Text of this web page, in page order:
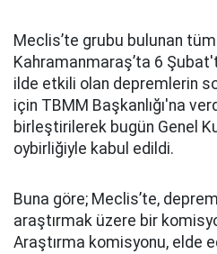
Meclis’te grubu bulunan
Kahramanmaraş’ta 6
ilde etkili olan depremlerin
için TBMM Başkanlığı'na
birleştirilerek bugün Genel
oybirliğiyle kabul edildi.
Buna göre; Meclis’te,
araştırmak üzere bir
Araştırma komisyonu, elde